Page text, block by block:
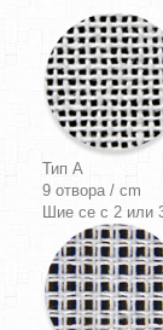
Тип A
9 отвора / cm
Шие се с 2 или